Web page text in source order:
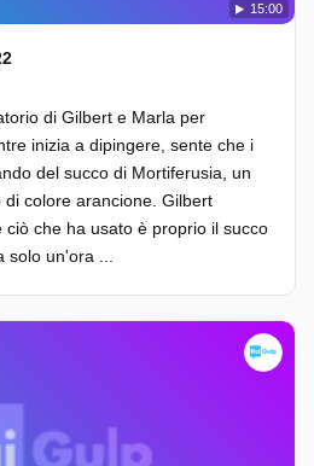
15:00
di Gilbert e Marla per
inizia a dipingere, sente che i
del succo di Mortiferusia, un
colore arancione. Gilbert
che ha usato è proprio il succo
un'ora ...